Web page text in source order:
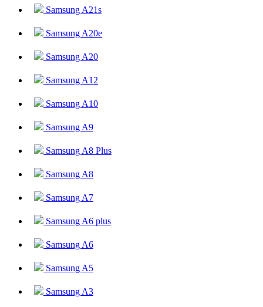
Samsung A21s
Samsung A20e
Samsung A20
Samsung A12
Samsung A10
Samsung A9
Samsung A8 Plus
Samsung A8
Samsung A7
Samsung A6 plus
Samsung A6
Samsung A5
Samsung A3